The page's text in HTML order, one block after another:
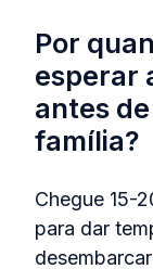
Por
esperar
antes
família?
Chegue 15-
para dar